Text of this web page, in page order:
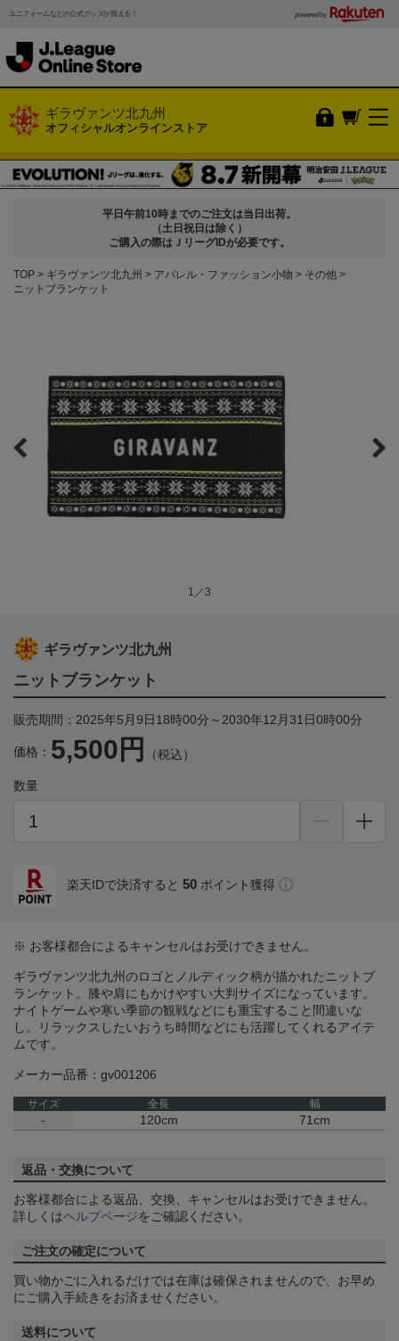
ユニフォームなどの公式グッズが買える！ powered by
ギラヴァンツ北九州
オフィシャルオンラインストア
平日午前10時までのご注文は当日出荷。
（土日祝日は除く）
ご購入の際はＪリーグIDが必要です。
TOP ギラヴァンツ北九州 アパレル・ファッション小物
その他
ニットブランケット
1／3
ギラヴァンツ北九州
ニットブランケット
販売期間：2025年5月9日18時00分～2030年12月31日0時00分
価格： 5,500円 （税込）
数量
楽天IDで決済すると 50 ポイント獲得
※ お客様都合によるキャンセルはお受けできません。
ギラヴァンツ北九州のロゴとノルディック柄が描かれたニットブ
ランケット。膝や肩にもかけやすい大判サイズになっています。
ナイトゲームや寒い季節の観戦などにも重宝すること間違いな
し。リラックスしたいおうち時間などにも活躍してくれるアイテ
ムです。
メーカー品番：gv001206
サイズ 全長 幅
- 120cm 71cm
返品・交換について
お客様都合による返品、交換、キャンセルはお受けできません。
詳しくはヘルプページをご確認ください。
ご注文の確定について
買い物かごに入れるだけでは在庫は確保されませんので、お早め
にご購入手続きをお済ませください。
送料について